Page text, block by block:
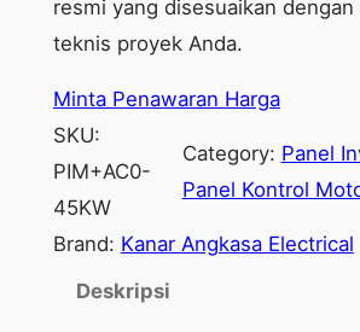
resmi yang disesuaikan
teknis proyek Anda.
Minta Penawaran Harga
SKU:
PIM+AC0-
45KW
Category: Panel
Panel Kontrol
Brand: Kanar Angkasa Electrical
Deskripsi